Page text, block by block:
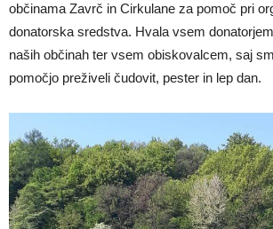
občinama Zavrč in Cirkulane za pomoč pri
donatorska sredstva. Hvala vsem
naših občinah ter vsem obiskovalcem, saj
pomočjo preživeli čudovit, pester in lep dan.